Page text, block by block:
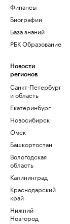
Финансы
Биографии
База знаний
РБК Образование
Новости
регионов
Санкт-Петербург
и область
Екатеринбург
Новосибирск
Омск
Башкортостан
Вологодская
область
Калининград
Краснодарский
край
Нижний
Новгород